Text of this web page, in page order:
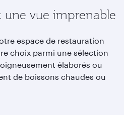
une vue imprenable
espace de restauration
choix parmi une sélection
élaborés ou
de boissons chaudes ou